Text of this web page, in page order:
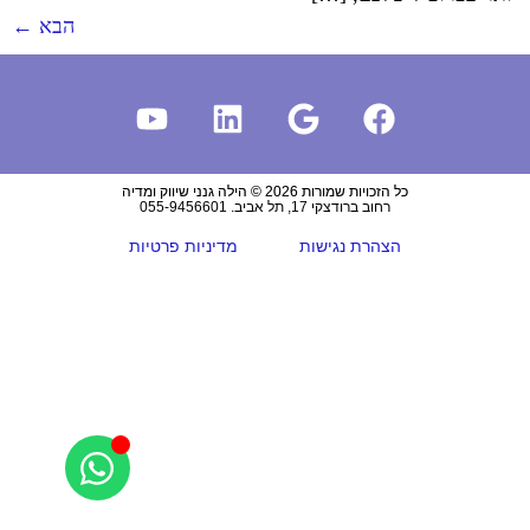
הבא ←
כל הזכויות שמורות 2026 © הילה גנני שיווק ומדיה
רחוב ברודצקי 17, תל אביב. 055-9456601
הצהרת נגישות מדיניות פרטיות